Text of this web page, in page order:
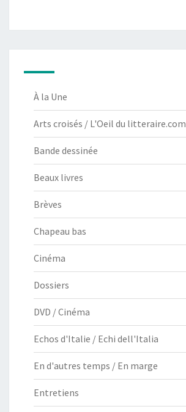
À la Une
Arts croisés / L'Oeil du litteraire.com
Bande dessinée
Beaux livres
Brèves
Chapeau bas
Cinéma
Dossiers
DVD / Cinéma
Echos d'Italie / Echi dell'Italia
En d'autres temps / En marge
Entretiens